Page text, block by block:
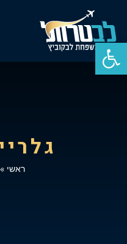
פתח סרגל נגישות
ראשי »